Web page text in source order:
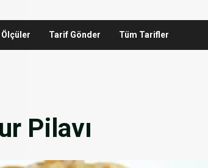
Ölçüler Tarif Gönder Tüm Tarifler
Pilavı